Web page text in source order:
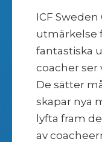
ICF
utmärkelse
fantastiska
coacher ser
De sätter
skapar nya
lyfta fram
av